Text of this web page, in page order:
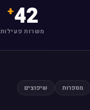
42
משרות פעילות
מספרות שיפוצים